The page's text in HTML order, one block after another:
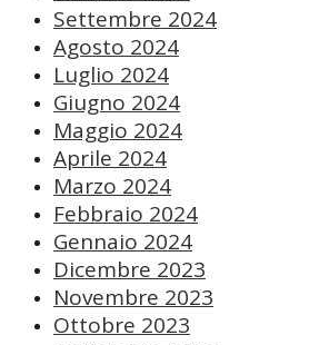
Settembre 2024
Agosto 2024
Luglio 2024
Giugno 2024
Maggio 2024
Aprile 2024
Marzo 2024
Febbraio 2024
Gennaio 2024
Dicembre 2023
Novembre 2023
Ottobre 2023